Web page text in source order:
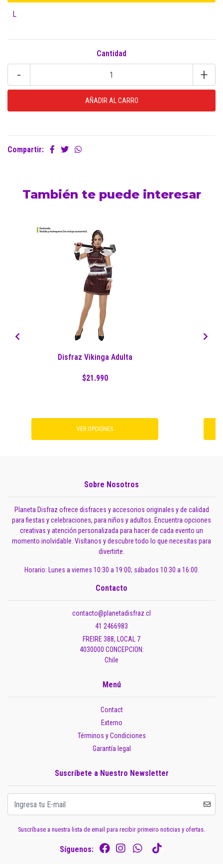
L
Cantidad
- +
Compartir:
También te puede interesar
Disfraz Vikinga Adulta
$21.990
VER OPCIONES
Sobre Nosotros
Planeta Disfraz ofrece disfraces y accesorios originales y de calidad
para fiestas y celebraciones, para niños y adultos. Encuentra opciones
creativas y atención personalizada para hacer de cada evento un
momento inolvidable. Visítanos y descubre todo lo que necesitas para
divertirte.
Horario: Lunes a viernes 10:30 a 19:00; sábados 10:30 a 16:00.
Contacto
contacto@planetadisfraz.cl
41 2466983
FREIRE 388, LOCAL 7
4030000 CONCEPCION:
Chile
Menú
Contact
Externo
Términos y Condiciones
Garantía legal
Suscríbete a Nuestro Newsletter
Suscríbase a nuestra lista de email para recibir primeiro noticias y ofertas.
Síguenos: